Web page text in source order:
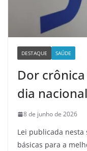
DESTAQUE SAÚDE
Dor
dia
8 de junho de 2026
Lei publicada
básicas para a